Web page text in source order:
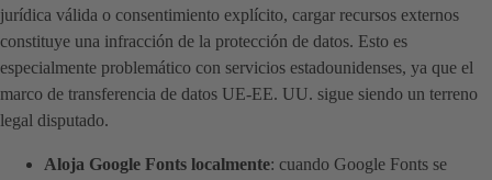
jurídica válida o consentimiento explícito, cargar recursos externos
constituye una infracción de la protección de datos. Esto es
especialmente problemático con servicios estadounidenses, ya que el
marco de transferencia de datos UE-EE. UU. sigue siendo un terreno
legal disputado.
Aloja Google Fonts localmente: cuando Google Fonts se